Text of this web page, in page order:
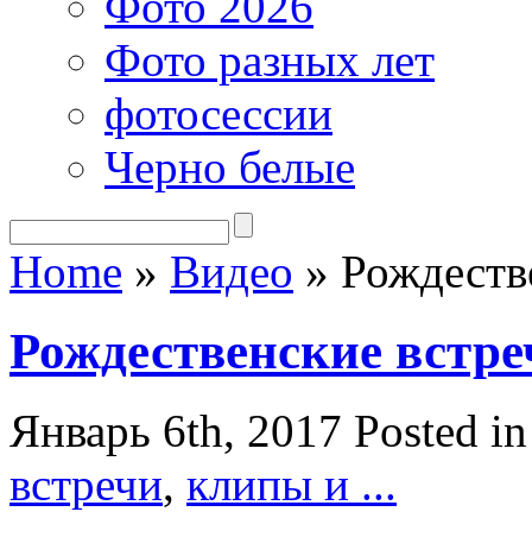
Фото разных лет
фотосессии
Черно белые
Home » Видео »
Рождественские
Январь 6th, 2017 Posted
встречи, клипы и ...